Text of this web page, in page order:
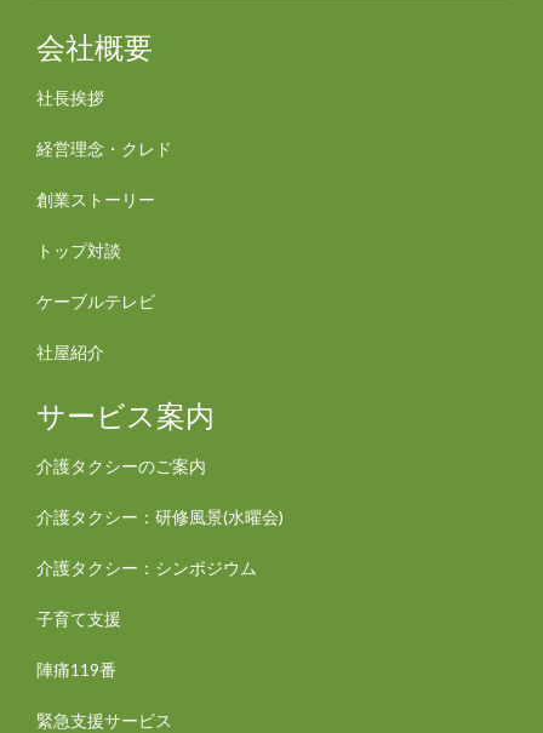
会社概要
社長挨拶
経営理念・クレド
創業ストーリー
トップ対談
ケーブルテレビ
社屋紹介
サービス案内
介護タクシーのご案内
介護タクシー：研修風景(水曜会)
介護タクシー：シンポジウム
子育て支援
陣痛119番
緊急支援サービス